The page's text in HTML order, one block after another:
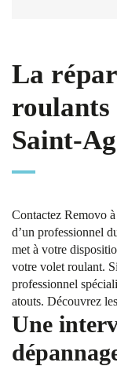
La
roulants
Saint-
Contactez Removo
d’un professionnel
met à votre
votre volet roulant.
professionnel
atouts. Découvrez
Une